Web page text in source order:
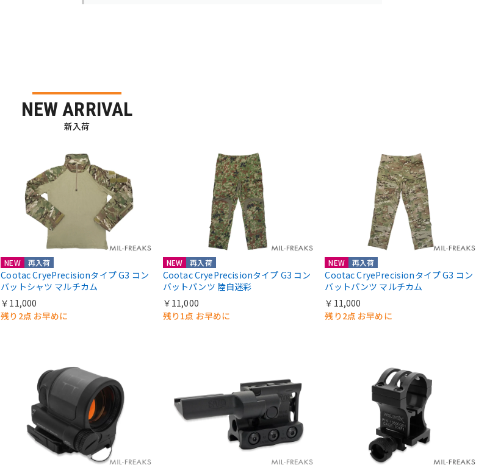
NEW ARRIVAL
新入荷
NEW 再入荷
Cootac CryePrecisionタイプ G3 コン
バットシャツ マルチカム
￥11,000
残り2点 お早めに
NEW 再入荷
Cootac CryePrecisionタイプ G3 コン
バットパンツ 陸自迷彩
￥11,000
残り1点 お早めに
NEW 再入荷
Cootac CryePrecisionタイプ G3 コン
バットパンツ マルチカム
￥11,000
残り2点 お早めに